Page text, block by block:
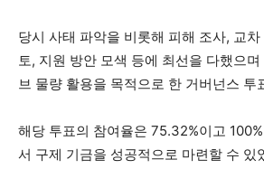
당시 사태 파악을 비롯해 피해 조사, 교
토, 지원 방안 모색 등에 최선을 다했으
브 물량 활용을 목적으로 한 거버넌스 투
해당 투표의 참여율은 75.32%이고
서 구제 기금을 성공적으로 마련할 수 있